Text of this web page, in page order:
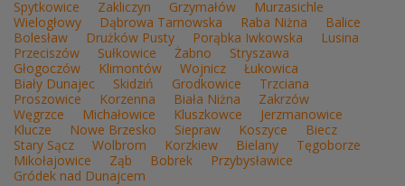
Spytkowice
Zakliczyn Grzymałów
Murzasichle
Wielogłowy
Dąbrowa Tarnowska Raba Niżna
Balice
Bolesław
Drużków Pusty Porąbka Iwkowska
Lusina
Przeciszów
Sułkowice Żabno
Stryszawa
Głogoczów
Klimontów Wojnicz
Łukowica
Biały Dunajec
Skidziń Grodkowice
Trzciana
Proszowice
Korzenna Biała Niżna
Zakrzów
Węgrzce
Michałowice Kluszkowce
Jerzmanowice
Klucze
Nowe Brzesko Siepraw Koszyce
Biecz
Stary Sącz
Wolbrom Korzkiew Bielany
Tęgoborze
Mikołajowice
Ząb Bobrek
Przybysławice
Gródek nad Dunajcem